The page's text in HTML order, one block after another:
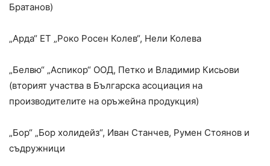
Братанов)
„Арда“ ЕТ „Роко Росен Колев“, Нели Колева
„Белвю“ „Аспикор“ ООД, Петко и Владимир Кисьови
(вторият участва в Българска асоциация на
производителите на оръжейна продукция)
„Бор“ „Бор холидейз“, Иван Станчев, Румен Стоянов и
съдружници